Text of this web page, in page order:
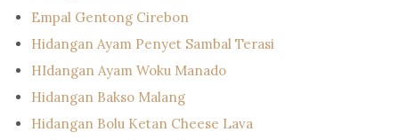
Empal Gentong Cirebon
Hidangan Ayam Penyet Sambal Terasi
HIdangan Ayam Woku Manado
Hidangan Bakso Malang
Hidangan Bolu Ketan Cheese Lava